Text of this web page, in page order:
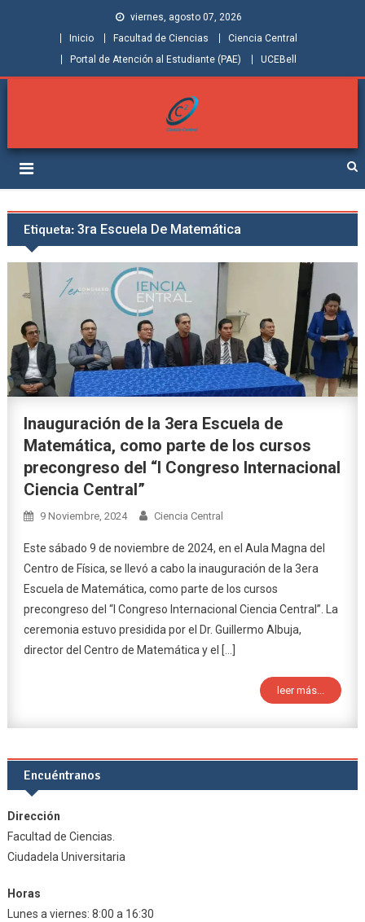
viernes, agosto 07, 2026
Inicio
Facultad de Ciencias
Ciencia Central
Portal de Atención al Estudiante (PAE)
UCEBell
Facultad de Ciencias |
Ciencia Central
Etiqueta: 3ra Escuela De Matemática
Inauguración de la 3era Escuela de
Matemática, como parte de los cursos
precongreso del “I Congreso Internacional
Ciencia Central”
9 Noviembre, 2024 Ciencia Central
Este sábado 9 de noviembre de 2024, en el Aula Magna del
Centro de Física, se llevó a cabo la inauguración de la 3era
Escuela de Matemática, como parte de los cursos
precongreso del “I Congreso Internacional Ciencia Central”. La
ceremonia estuvo presidida por el Dr. Guillermo Albuja,
director del Centro de Matemática y el […]
leer más...
Encuéntranos
Dirección
Facultad de Ciencias.
Ciudadela Universitaria
Horas
Lunes a viernes: 8:00 a 16:30